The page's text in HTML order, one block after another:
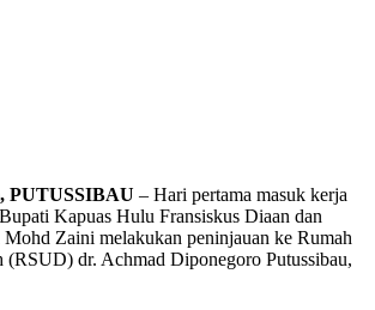
PUTUSSIBAU – Hari pertama masuk kerja
Kapuas Hulu Fransiskus Diaan dan
Zaini melakukan peninjauan ke Rumah
(RSUD) dr. Achmad Diponegoro Putussibau,